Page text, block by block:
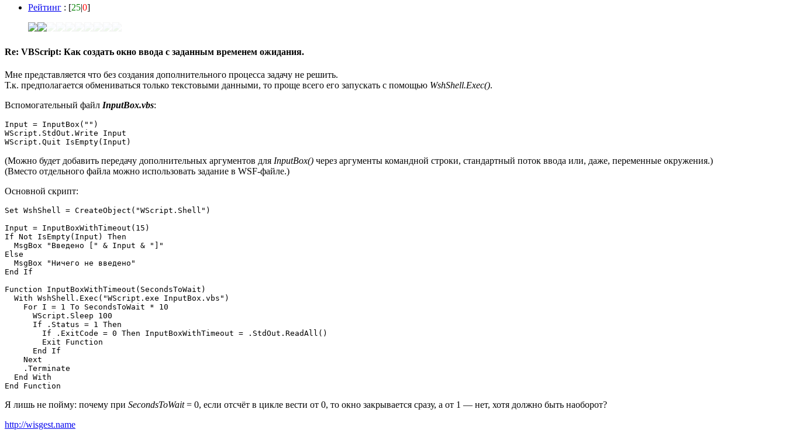
Рейтинг : [25|0]
Re: VBScript: Как создать окно ввода с заданным временем ожидания.
Мне представляется что без создания дополнительного процесса задачу не решить.
Т.к. предполагается обмениваться только текстовыми данными, то проще всего его запускать с помощью WshShell.Exec().
Вспомогательный файл InputBox.vbs:
Input = InputBox("")
WScript.StdOut.Write Input
WScript.Quit IsEmpty(Input)
(Можно будет добавить передачу дополнительных аргументов для InputBox() через аргументы командной строки, стандартный поток ввода или, даже, переменные окружения.)
(Вместо отдельного файла можно использовать задание в WSF-файле.)
Основной скрипт:
Set WshShell = CreateObject("WScript.Shell")
Input = InputBoxWithTimeout(15)
If Not IsEmpty(Input) Then
  MsgBox "Введено [" & Input & "]"
Else
  MsgBox "Ничего не введено"
End If
Function InputBoxWithTimeout(SecondsToWait)
  With WshShell.Exec("WScript.exe InputBox.vbs")
    For I = 1 To SecondsToWait * 10
      WScript.Sleep 100
      If .Status = 1 Then
        If .ExitCode = 0 Then InputBoxWithTimeout = .StdOut.ReadAll()
        Exit Function
      End If
    Next
    .Terminate
  End With
Я лишь не пойму: почему при SecondsToWait= 0, если отсчёт в цикле вести от 0, то окно закрывается сразу, а от 1 — нет, хотя должно быть наоборот?
http://wisgest.name